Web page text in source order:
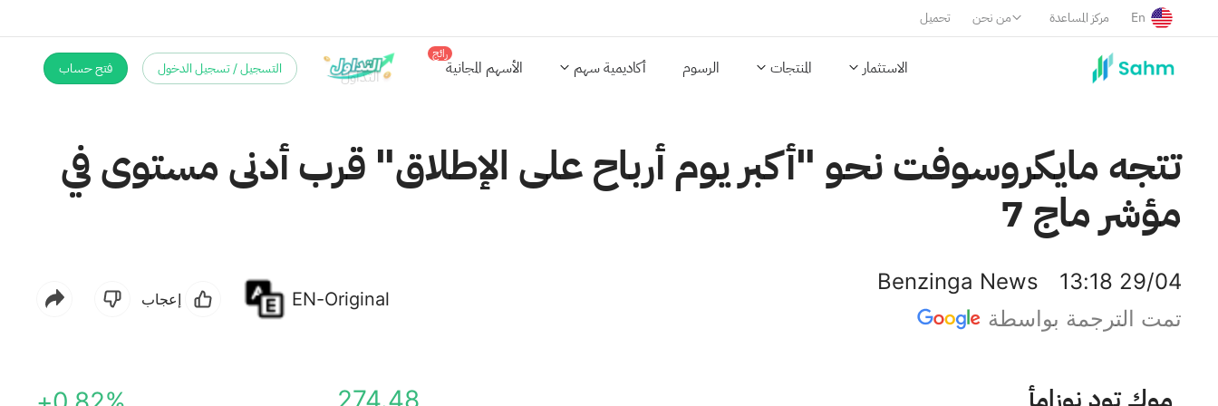
تحميل من نحن مركز المساعدة En
الاستثمار المنتجات الرسوم أكاديمية سهم الأسهم المجانية
رائج
التسجيل / تسجيل الدخول فتح حساب
تتجه مايكروسوفت نحو "أكبر يوم أرباح على الإطلاق" قرب أدنى مستوى في
مؤشر ماج 7
Benzinga News
13:18 29/04
تمت الترجمة بواسطة
EN-Original إعجاب
274.48